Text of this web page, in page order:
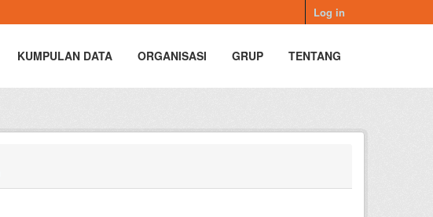
Log in
KUMPULAN DATA ORGANISASI GRUP TENTANG